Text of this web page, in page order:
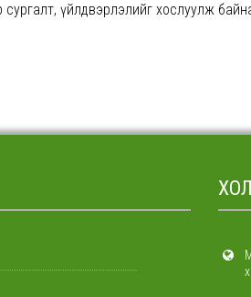
сургалт, үйлдвэрлэлийг хослуулж